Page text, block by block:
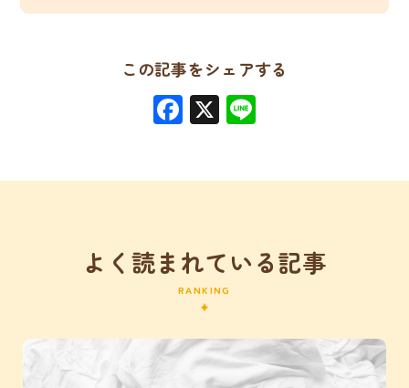
この記事をシェアする
Facebook
X
よく読まれている記事
RANKING